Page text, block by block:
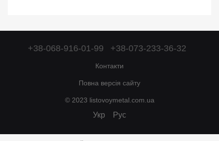
+38-068-916-01-99 +38-073-233-36-32
Контакти
Повна версія сайту
© 2023 listovoymetal.com.ua
Укр Рус